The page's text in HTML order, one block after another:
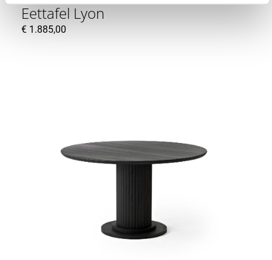
Eettafel Lyon
€ 1.885,00